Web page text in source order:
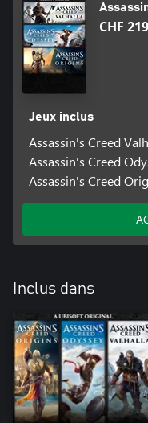
CHF
Jeux inclus
Assassin's Creed
Assassin's Creed
Assassin's Creed
Inclus dans